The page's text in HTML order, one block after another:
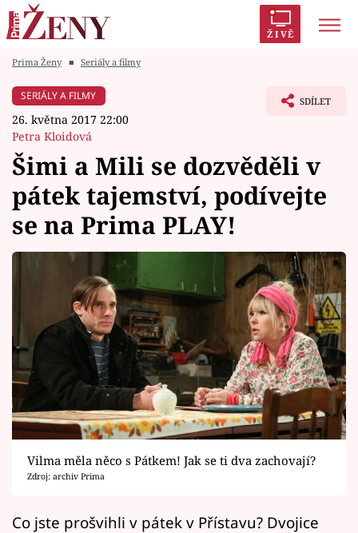
ŽIVĚ
Módní alarm
Témata
Celebrity
Vztahy
Seriály
Horoskopy
Sledujte prima+
Filmový festival Karlovy Vary
Pořady
Mámy sobě
Prima Ženy ■ Seriály a filmy
SERIÁLY A FILMY
26. května 2017 22:00
Petra Kloidová
SDÍLET
Šimi a Mili se dozvěděli v
pátek tajemství, podívejte
se na Prima PLAY!
Vilma měla něco s Pátkem! Jak se ti dva zachovají?
Zdroj: archiv Prima
Co jste prošvihli v pátek v Přístavu? Dvojice